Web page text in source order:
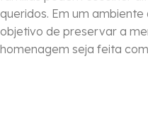
queridos. Em um
objetivo de preservar a
homenagem seja feita